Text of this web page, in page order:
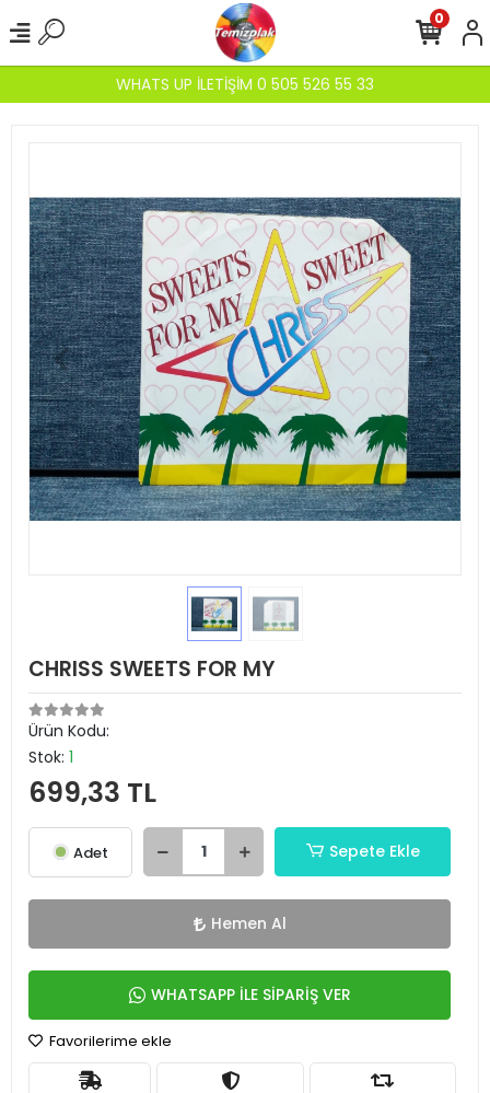
WHATS UP İLETİŞİM 0 505 526 55 33
0
CHRISS SWEETS FOR MY
Ürün Kodu:
Stok: 1
699,33 TL
Adet Sepete Ekle
Hemen Al
WHATSAPP İLE SİPARİŞ VER
Favorilerime ekle